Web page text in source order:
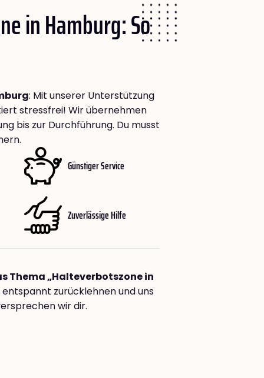
in Hamburg: So
: Mit unserer Unterstützung
stressfrei! Wir übernehmen
bis zur Durchführung. Du musst
Günstiger Service
Zuverlässige Hilfe
Thema „Halteverbotszone in
zurücklehnen und uns
wir dir.